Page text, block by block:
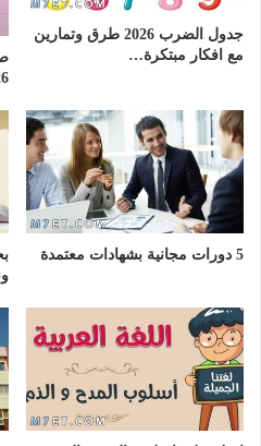
جدول الضرب 2026 طرق وتمارين
مع افكار مبتكرة…
5 دورات مجانية بشهادات معتمدة